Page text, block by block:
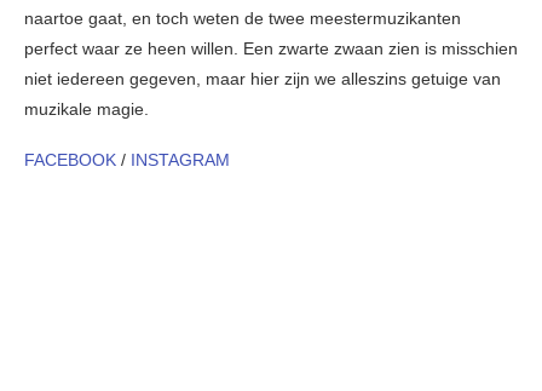
naartoe gaat, en toch weten de twee meestermuzikanten
perfect waar ze heen willen. Een zwarte zwaan zien is misschien
niet iedereen gegeven, maar hier zijn we alleszins getuige van
muzikale magie.
FACEBOOK / INSTAGRAM